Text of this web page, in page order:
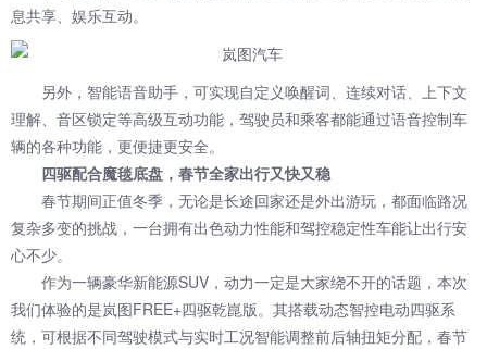
息共享、娱乐互动。
另外，智能语音助手，可实现自定义唤醒词、连续对话、上下文
理解、音区锁定等高级互动功能，驾驶员和乘客都能通过语音控制车
辆的各种功能，更便捷更安全。
四驱配合魔毯底盘，春节全家出行又快又稳
春节期间正值冬季，无论是长途回家还是外出游玩，都面临路况
复杂多变的挑战，一台拥有出色动力性能和驾控稳定性车能让出行安
心不少。
作为一辆豪华新能源SUV，动力一定是大家绕不开的话题，本次
我们体验的是岚图FREE+四驱乾崑版。其搭载动态智控电动四驱系
统，可根据不同驾驶模式与实时工况智能调整前后轴扭矩分配，春节